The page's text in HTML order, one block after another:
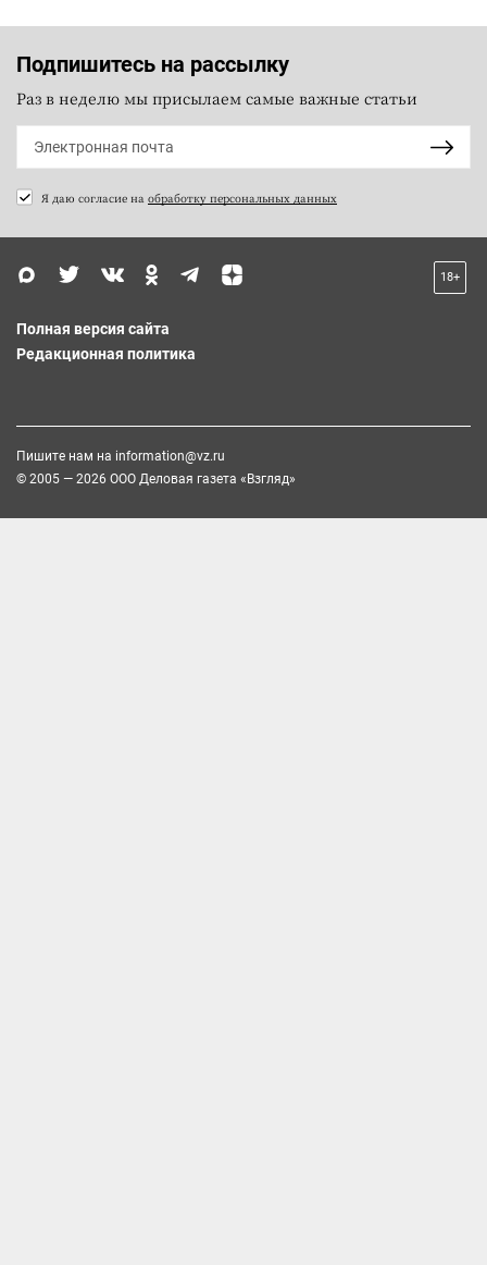
Подпишитесь на рассылку
Раз в неделю мы присылаем самые важные статьи
Я даю согласие на обработку персональных данных
18+
Полная версия сайта
Редакционная политика
Пишите нам на information@vz.ru
© 2005 — 2026 ООО Деловая газета «Взгляд»